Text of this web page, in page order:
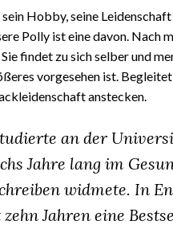
Hobby, seine
Polly ist eine davon. Nach
findet zu sich selber und
vorgesehen ist.
anstecken.
an der
Jahre lang im
widmete. In
Jahren eine